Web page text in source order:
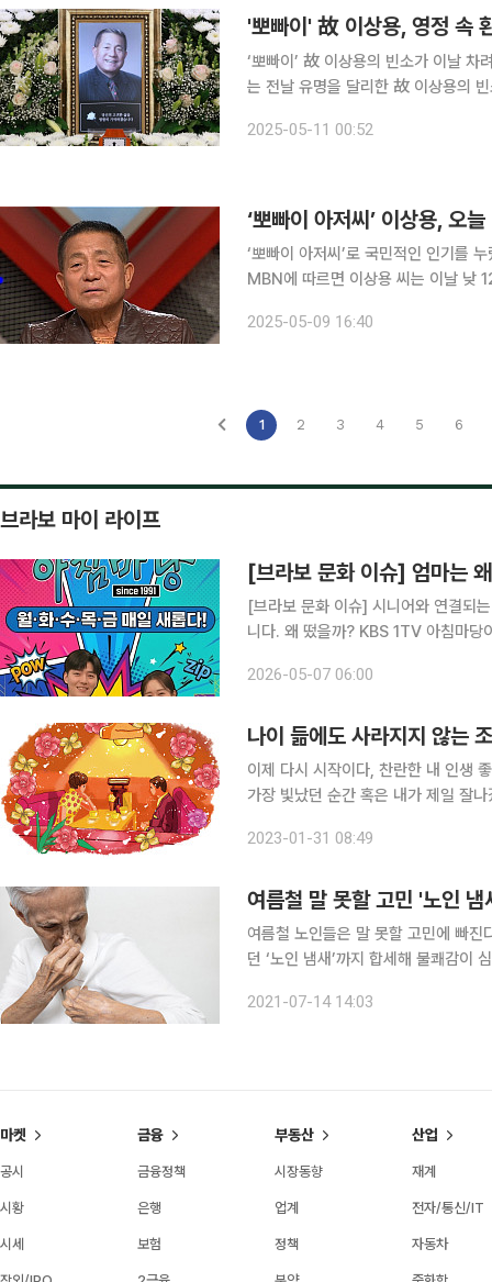
'뽀빠이' 故 이상용, 영정 속
‘뽀빠이’ 故 이상용의 빈소가 이날 차려졌다. 10일 오후 서울 서초구 가톨릭대학교
는 전날 유명을 달리한 故 이상용의 빈소가 마련됐다. 고인은 전날
졌다. 홍콩에 거주 중인 유족이 급히
2025-05-11 00:52
‘뽀빠이 아저씨’ 이상용, 오
‘뽀빠이 아저씨’로 국민적인 인기를
MBN에 따르면 이상용 씨는 이날 낮
것으로 알려졌다. 1944년 4
2025-05-09 16:40
1 2 3 4 5 6
브라보 마이 라이프
[브라보 문화 이슈] 엄마는
[브라보 문화 이슈] 시니어와 연결되
니다. 왜 떴을까? KBS 1TV 아침마당이 방송 35주년을 맞아 변화를 택했다. 변화하는 방송 환경과
는 시도다. 실제로 개편 이후 시청자들
2026-05-07 06:00
나이 듦에도 사라지지 않는
이제 다시 시작이다, 찬란한 내 인생
가장 빛났던 순간 혹은 내가 제일 잘
먼 봄소식을 가장 빨리 알려주는 산수
2023-01-31 08:49
여름철 말 못할 고민 '노인
여름철 노인들은 말 못할 고민에 빠
던 ‘노인 냄새’까지 합세해 불쾌감이 심해지기 때문이다. 지난 8
냄새난다’고 해도 알기 어렵다. 약간
2021-07-14 14:03
마켓
공시
시황
시세
금융
금융정책
은행
보험
부동산
시장동향
업계
정책
산업
재계
전자/통신/IT
자동차